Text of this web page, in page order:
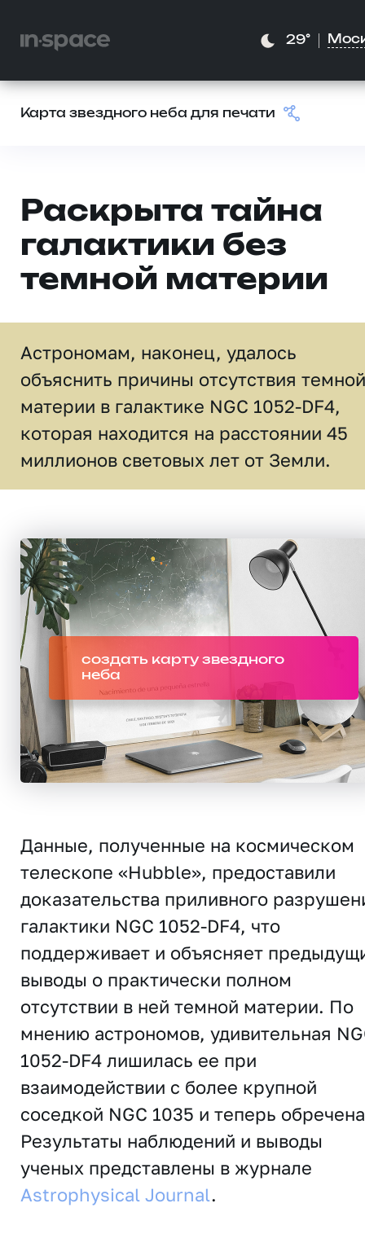
29°
Карта звездного неба для печати
Раскрыта тайна
галактики без
темной материи
Астрономам, наконец, удалось
объяснить причины отсутствия темной
материи в галактике NGC 1052-DF4,
которая находится на расстоянии 45
миллионов световых лет от Земли.
создать карту звездного
неба
Данные, полученные на космическом
телескопе «Hubble», предоставили
доказательства приливного
галактики NGC 1052-DF4, что
поддерживает и объясняет
выводы о практически полном
отсутствии в ней темной материи. По
мнению астрономов, удивительная
1052-DF4 лишилась ее при
взаимодействии с более крупной
соседкой NGC 1035 и теперь
Результаты наблюдений и выводы
ученых представлены в журнале
Astrophysical Journal.